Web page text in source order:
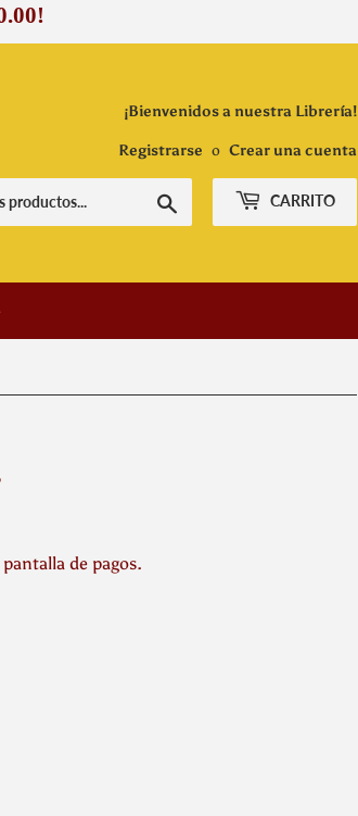
¡Bienvenidos a nuestra Librería!
Registrarse o Crear una cuenta
CARRITO
de pagos.